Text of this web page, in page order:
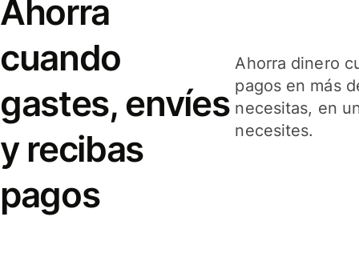
Ahorra
cuando
gastes, envíes
y recibas
pagos
Ahorra dinero
pagos en más
necesitas, en
necesites.